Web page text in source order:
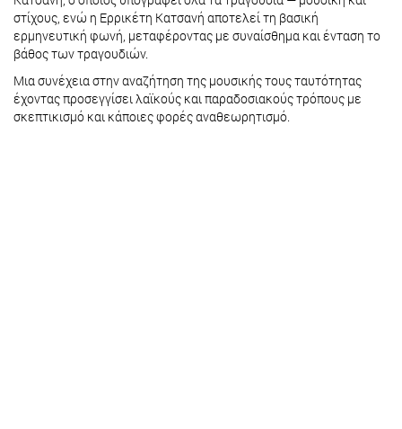
στίχους, ενώ η Ερρικέτη Κατσανή αποτελεί τη βασική
ερμηνευτική φωνή, μεταφέροντας με συναίσθημα και ένταση το
βάθος των τραγουδιών.
Μια συνέχεια στην αναζήτηση της μουσικής τους ταυτότητας
έχοντας προσεγγίσει λαϊκούς και παραδοσιακούς τρόπους με
σκεπτικισμό και κάποιες φορές αναθεωρητισμό.